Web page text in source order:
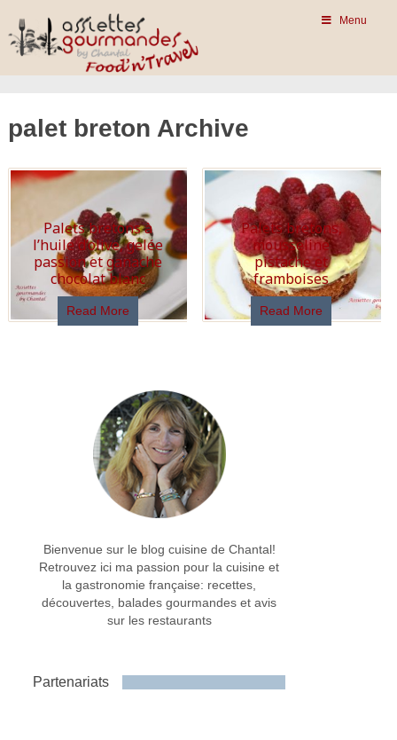
Menu
palet breton Archive
Palets bretons à
l’huile d’olive, gelée
passion et ganache
chocolat blanc
Read More
Palets bretons,
mousseline
pistache et
framboises
Read More
Bienvenue sur le blog cuisine de Chantal!
Retrouvez ici ma passion pour la cuisine et
la gastronomie française: recettes,
découvertes, balades gourmandes et avis
sur les restaurants
Partenariats